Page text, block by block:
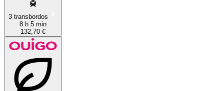
3 transbordos
8 h 5 min
132,70 €